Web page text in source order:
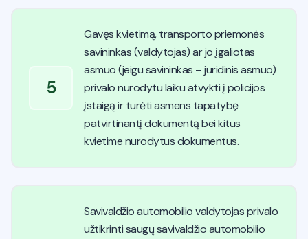
5
Gavęs kvietimą, transporto priemonės
savininkas (valdytojas) ar jo įgaliotas
asmuo (jeigu savininkas – juridinis asmuo)
privalo nurodytu laiku atvykti į policijos
įstaigą ir turėti asmens tapatybę
patvirtinantį dokumentą bei kitus
kvietime nurodytus dokumentus.
Savivaldžio automobilio valdytojas privalo
užtikrinti saugų savivaldžio automobilio